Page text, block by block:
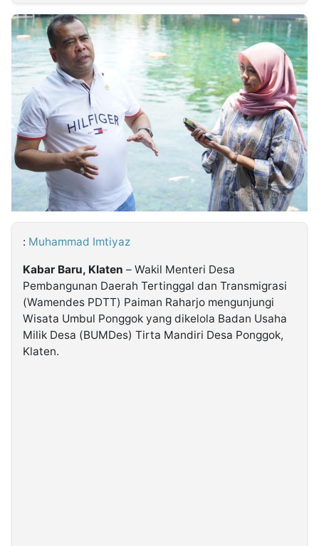
INDONESIA
Partner
Insight
NTB
Suara
Time
Lens
IDN
Daily
Jogja
Jalan
Rakyat
Idealita
News
Kita
Notice
Dinamikapost.com
Radar
Baru
Seedbacklink
Follow
Kabarbaru
: Muhammad Imtiyaz
Kabar Baru, Klaten – Wakil Menteri Desa
Pembangunan Daerah Tertinggal dan Transmigrasi
(Wamendes PDTT) Paiman Raharjo mengunjungi
Wisata Umbul Ponggok yang dikelola Badan Usaha
Milik Desa (BUMDes) Tirta Mandiri Desa Ponggok,
Klaten.